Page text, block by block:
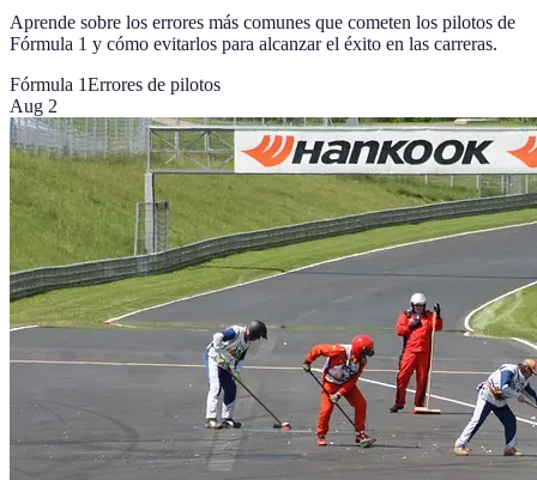
Aprende sobre los errores más comunes que cometen los pilotos de
Fórmula 1 y cómo evitarlos para alcanzar el éxito en las carreras.
Fórmula 1Errores de pilotos
Aug 2